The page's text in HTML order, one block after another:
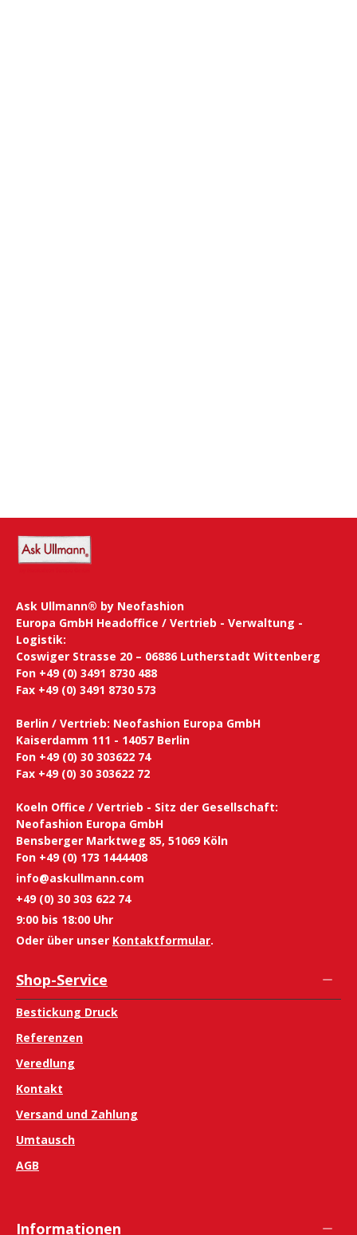
Ask Ullmann® by Neofashion
Europa GmbH Headoffice / Vertrieb - Verwaltung -
Logistik:
Coswiger Strasse 20 – 06886 Lutherstadt Wittenberg
Fon +49 (0) 3491 8730 488
Fax +49 (0) 3491 8730 573
Berlin / Vertrieb: Neofashion Europa GmbH
Kaiserdamm 111 - 14057 Berlin
Fon +49 (0) 30 303622 74
Fax +49 (0) 30 303622 72
Koeln Office / Vertrieb - Sitz der Gesellschaft:
Neofashion Europa GmbH
Bensberger Marktweg 85, 51069 Köln
Fon +49 (0) 173 1444408
info@askullmann.com
+49 (0) 30 303 622 74
9:00 bis 18:00 Uhr
Oder über unser Kontaktformular.
Shop-Service
Bestickung Druck
Referenzen
Veredlung
Kontakt
Versand und Zahlung
Umtausch
AGB
Informationen